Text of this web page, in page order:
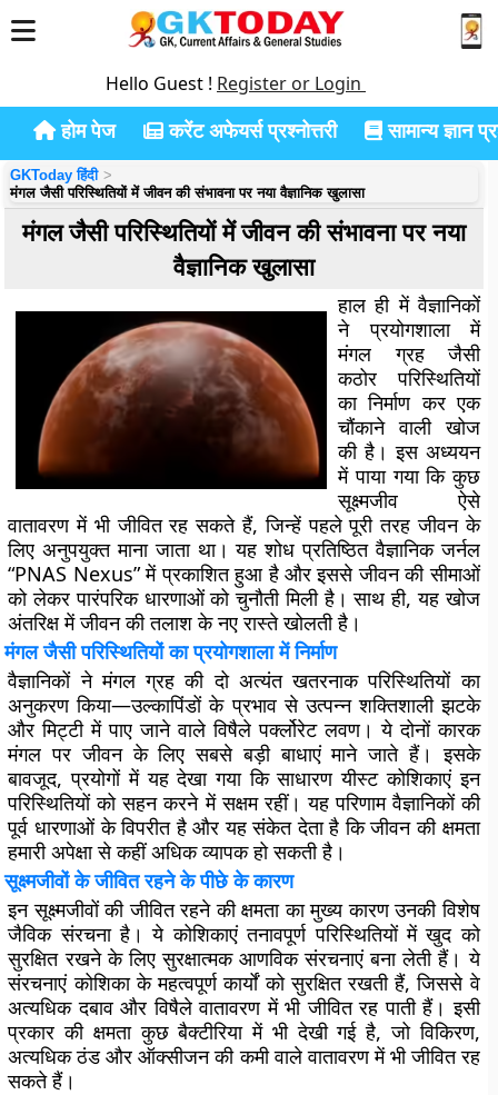
Hello Guest ! Register or Login
होम पेज करेंट अफेयर्स प्रश्नोत्तरी सामान्य ज्ञान
GKToday हिंदी
मंगल जैसी परिस्थितियों में जीवन की संभावना पर नया वैज्ञानिक खुलासा
मंगल जैसी परिस्थितियों में जीवन की संभावना पर नया
वैज्ञानिक खुलासा
हाल ही में वैज्ञानिकों
ने प्रयोगशाला में
मंगल ग्रह जैसी
कठोर परिस्थितियों
का निर्माण कर एक
चौंकाने वाली खोज
की है। इस अध्ययन
में पाया गया कि कुछ
सूक्ष्मजीव ऐसे
वातावरण में भी जीवित रह सकते हैं, जिन्हें पहले पूरी तरह जीवन के
लिए अनुपयुक्त माना जाता था। यह शोध प्रतिष्ठित वैज्ञानिक जर्नल
“PNAS Nexus” में प्रकाशित हुआ है और इससे जीवन की सीमाओं
को लेकर पारंपरिक धारणाओं को चुनौती मिली है। साथ ही, यह खोज
अंतरिक्ष में जीवन की तलाश के नए रास्ते खोलती है।
मंगल जैसी परिस्थितियों का प्रयोगशाला में निर्माण
वैज्ञानिकों ने मंगल ग्रह की दो अत्यंत खतरनाक परिस्थितियों का
अनुकरण किया—उल्कापिंडों के प्रभाव से उत्पन्न शक्तिशाली झटके
और मिट्टी में पाए जाने वाले विषैले पर्क्लोरेट लवण। ये दोनों कारक
मंगल पर जीवन के लिए सबसे बड़ी बाधाएं माने जाते हैं। इसके
बावजूद, प्रयोगों में यह देखा गया कि साधारण यीस्ट कोशिकाएं इन
परिस्थितियों को सहन करने में सक्षम रहीं। यह परिणाम वैज्ञानिकों की
पूर्व धारणाओं के विपरीत है और यह संकेत देता है कि जीवन की क्षमता
हमारी अपेक्षा से कहीं अधिक व्यापक हो सकती है।
सूक्ष्मजीवों के जीवित रहने के पीछे के कारण
इन सूक्ष्मजीवों की जीवित रहने की क्षमता का मुख्य कारण उनकी विशेष
जैविक संरचना है। ये कोशिकाएं तनावपूर्ण परिस्थितियों में खुद को
सुरक्षित रखने के लिए सुरक्षात्मक आणविक संरचनाएं बना लेती हैं। ये
संरचनाएं कोशिका के महत्वपूर्ण कार्यों को सुरक्षित रखती हैं, जिससे वे
अत्यधिक दबाव और विषैले वातावरण में भी जीवित रह पाती हैं। इसी
प्रकार की क्षमता कुछ बैक्टीरिया में भी देखी गई है, जो विकिरण,
अत्यधिक ठंड और ऑक्सीजन की कमी वाले वातावरण में भी जीवित रह
सकते हैं।